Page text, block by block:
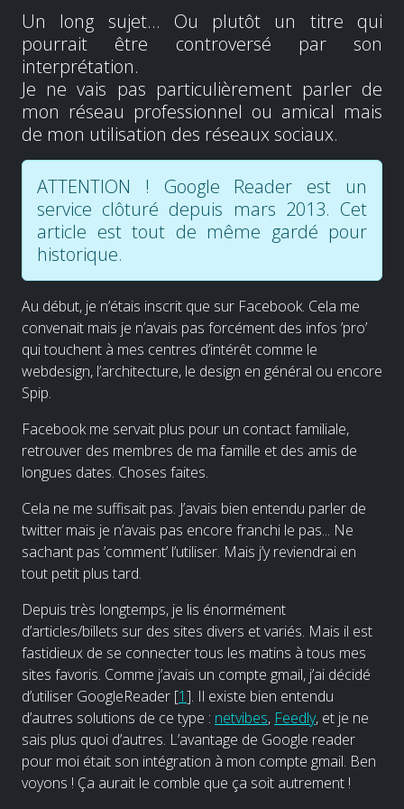
Un long sujet... Ou plutôt un titre qui
pourrait être controversé par son
interprétation.
Je ne vais pas particulièrement parler de
mon réseau professionnel ou amical mais
de mon utilisation des réseaux sociaux.
ATTENTION ! Google Reader est un
service clôturé depuis mars 2013. Cet
article est tout de même gardé pour
historique.
Au début, je n’étais inscrit que sur Facebook. Cela me
convenait mais je n’avais pas forcément des infos ’pro’
qui touchent à mes centres d’intérêt comme le
webdesign, l’architecture, le design en général ou encore
Spip.
Facebook me servait plus pour un contact familiale,
retrouver des membres de ma famille et des amis de
longues dates. Choses faites.
Cela ne me suffisait pas. J’avais bien entendu parler de
twitter mais je n’avais pas encore franchi le pas... Ne
sachant pas ’comment’ l’utiliser. Mais j’y reviendrai en
tout petit plus tard.
Depuis très longtemps, je lis énormément
d’articles/billets sur des sites divers et variés. Mais il est
fastidieux de se connecter tous les matins à tous mes
sites favoris. Comme j’avais un compte gmail, j’ai décidé
d’utiliser GoogleReader [1]. Il existe bien entendu
d’autres solutions de ce type : netvibes, Feedly, et je ne
sais plus quoi d’autres. L’avantage de Google reader
pour moi était son intégration à mon compte gmail. Ben
voyons ! Ça aurait le comble que ça soit autrement !